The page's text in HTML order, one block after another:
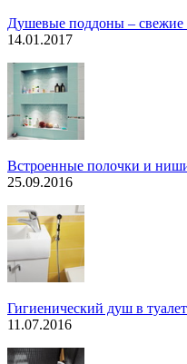
Душевые поддоны –
14.01.2017
Встроенные полочки и
25.09.2016
Гигиенический душ в
11.07.2016